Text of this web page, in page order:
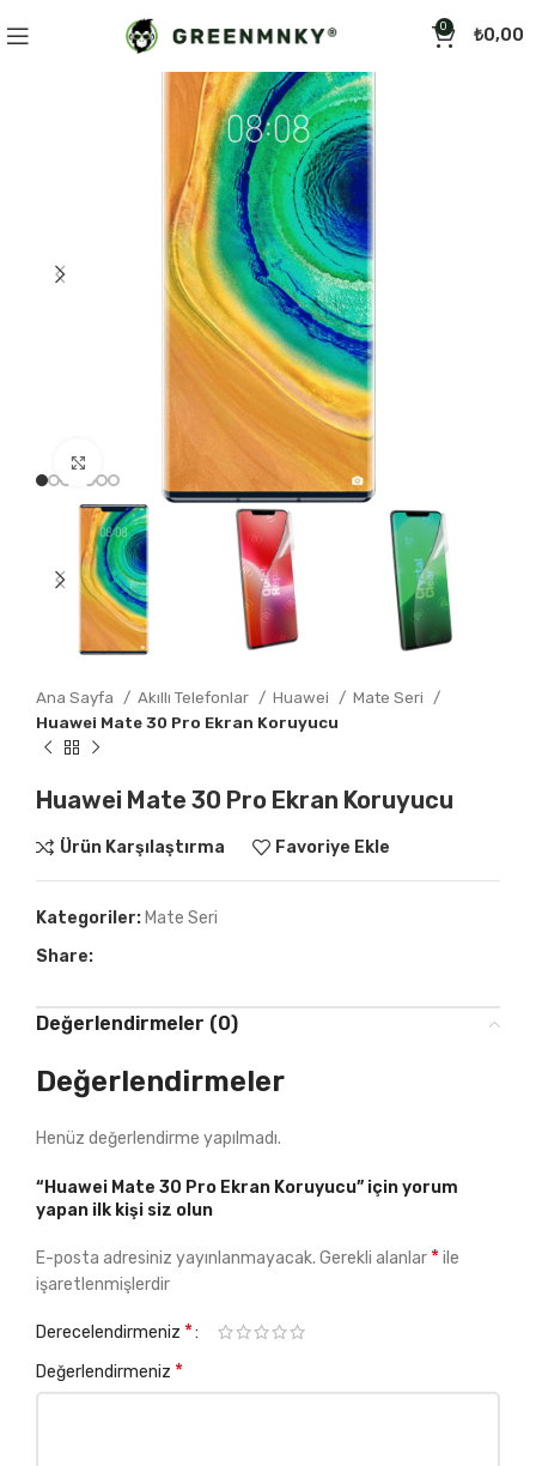
0 ₺0,00
Ana Sayfa Akıllı Telefonlar Huawei
Mate Seri
Huawei Mate 30 Pro Ekran Koruyucu
Huawei Mate 30 Pro Ekran Koruyucu
Ürün Karşılaştırma Favoriye Ekle
Kategoriler: Mate Seri
Share:
Değerlendirmeler (0)
Değerlendirmeler
Henüz değerlendirme yapılmadı.
“Huawei Mate 30 Pro Ekran Koruyucu” için yorum
yapan ilk kişi siz olun
E-posta adresiniz yayınlanmayacak. Gerekli alanlar *ile
işaretlenmişlerdir
Derecelendirmeniz *
Değerlendirmeniz *